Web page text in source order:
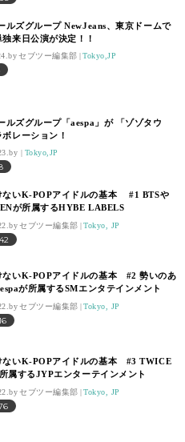
ルズグループ NewJeans、東京ドームで
来日公演が決定！！
セブツー編集部 Tokyo,JP
ルズグループ「aespa」が 「ゾゾタウ
レーション！
Tokyo,JP
ないK-POPアイドルの基本 #1 BTSや
が所属するHYBE LABELS
セブツー編集部 Tokyo, JP
ないK-POPアイドルの基本 #2 勢いのあ
が所属するSMエンタテインメント
セブツー編集部 Tokyo, JP
ないK-POPアイドルの基本 #3 TWICE
属するJYPエンターテインメント
セブツー編集部 Tokyo, JP